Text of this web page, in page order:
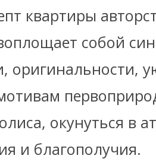
квартиры
собой
оригинальности,
окунуться в
и благополучия.